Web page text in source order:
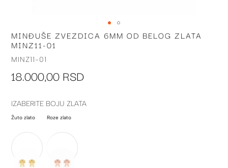
Skip
to
the
of
gallery
MINĐUŠE ZVEZDICA 6MM OD BELOG ZLATA
MINZ11-01
MINZ11-01
18.000,00 RSD
IZABERITE BOJU ZLATA
Žuto zlato Roze zlato